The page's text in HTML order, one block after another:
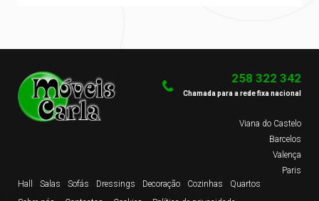
Hall Salas Sofás Dressings Decoração Cozinhas
Quartos
258 322 342
Chamada para a rede fixa nacional
Viana do Castelo
Barcelos
Valença
Paris